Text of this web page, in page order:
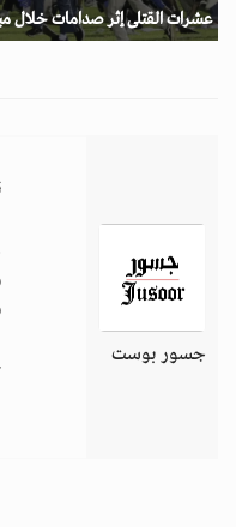
عشرات القتلى إثر صدامات خلال
جسور بوست